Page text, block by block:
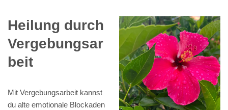
Heilung durch
Vergebungsar
beit
Mit Vergebungsarbeit kannst
du alte emotionale Blockaden